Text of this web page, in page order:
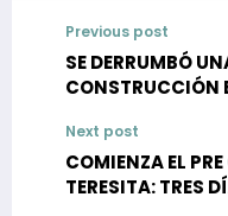
Previous post
SE DERRUMBÓ
CONSTRUCCIÓN
Next post
COMIENZA EL
TERESITA: TRES